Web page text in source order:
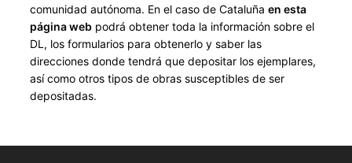
comunidad autónoma. En el caso de Cataluña en esta
página webpodrá obtener toda la información sobre el
DL, los formularios para obtenerlo y saber las
direcciones donde tendrá que depositar los ejemplares,
así como otros tipos de obras susceptibles de ser
depositadas.